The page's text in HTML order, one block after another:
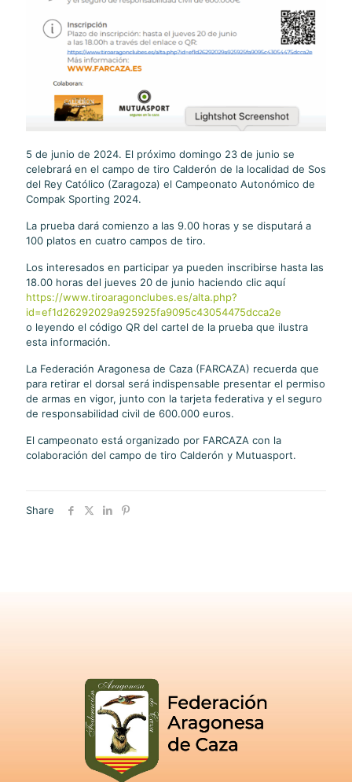
5 de junio de 2024. El próximo domingo 23 de junio se
celebrará en el campo de tiro Calderón de la localidad de Sos
del Rey Católico (Zaragoza) el Campeonato Autonómico de
Compak Sporting 2024.
La prueba dará comienzo a las 9.00 horas y se disputará a
100 platos en cuatro campos de tiro.
Los interesados en participar ya pueden inscribirse hasta las
18.00 horas del jueves 20 de junio haciendo clic aquí
https://www.tiroaragonclubes.es/alta.php?
id=ef1d26292029a925925fa9095c43054475dcca2e
o leyendo el código QR del cartel de la prueba que ilustra
esta información.
La Federación Aragonesa de Caza (FARCAZA) recuerda que
para retirar el dorsal será indispensable presentar el permiso
de armas en vigor, junto con la tarjeta federativa y el seguro
de responsabilidad civil de 600.000 euros.
El campeonato está organizado por FARCAZA con la
colaboración del campo de tiro Calderón y Mutuasport.
Share